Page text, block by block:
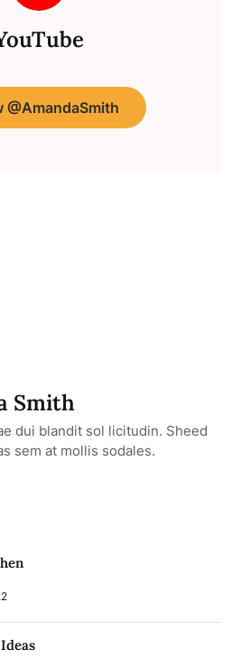
@AmandaSmith
Smith
dui blandit sol licitudin. Sheed
sem at mollis sodales.